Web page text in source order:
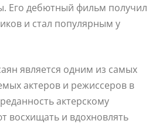
Его дебютный фильм получил
и стал популярным у
является одним из самых
актеров и режиссеров в
актерскому
восхищать и вдохновлять